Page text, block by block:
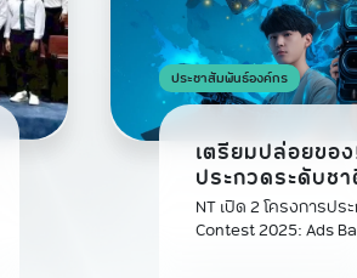
ประชาสัมพันธ์องค์กร
เตรียมปล่อยขอ
ประกวดระดับช
NT เปิด 2 โครงการประกวดระดั
Contest 2025: Ads